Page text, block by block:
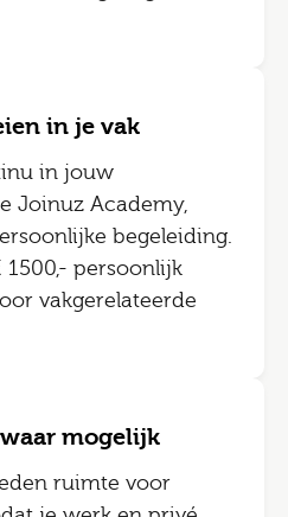
in je vak
in jouw
Joinuz Academy,
begeleiding.
persoonlijk
vakgerelateerde
mogelijk
ruimte voor